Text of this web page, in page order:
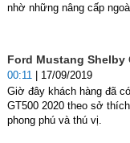
nhờ những nâng cấp
Ford Mustang Shelby
00:11 | 17/09/2019
Giờ đây khách hàng đã
GT500 2020 theo sở
phong phú và thú vị.